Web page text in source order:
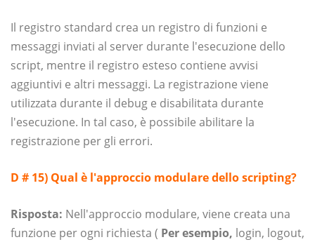
Il registro standard crea un registro di funzioni e
messaggi inviati al server durante l'esecuzione dello
script, mentre il registro esteso contiene avvisi
aggiuntivi e altri messaggi. La registrazione viene
utilizzata durante il debug e disabilitata durante
l'esecuzione. In tal caso, è possibile abilitare la
registrazione per gli errori.
D # 15) Qual è l'approccio modulare dello scripting?
Risposta: Nell'approccio modulare, viene creata una
funzione per ogni richiesta ( Per esempio, login, logout,